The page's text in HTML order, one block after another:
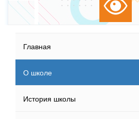
Главная
О школе
История школы